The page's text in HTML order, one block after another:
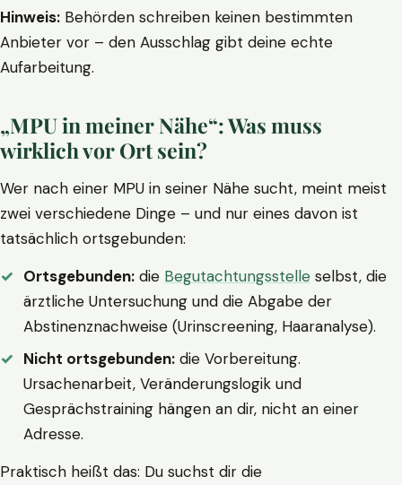
Hinweis: Behörden schreiben keinen bestimmten
Anbieter vor – den Ausschlag gibt deine echte
Aufarbeitung.
„MPU in meiner Nähe“: Was muss
wirklich vor Ort sein?
Wer nach einer MPU in seiner Nähe sucht, meint meist
zwei verschiedene Dinge – und nur eines davon ist
tatsächlich ortsgebunden:
Ortsgebunden: die Begutachtungsstelle selbst, die
ärztliche Untersuchung und die Abgabe der
Abstinenznachweise (Urinscreening, Haaranalyse).
Nicht ortsgebunden: die Vorbereitung.
Ursachenarbeit, Veränderungslogik und
Gesprächstraining hängen an dir, nicht an einer
Adresse.
Praktisch heißt das: Du suchst dir die